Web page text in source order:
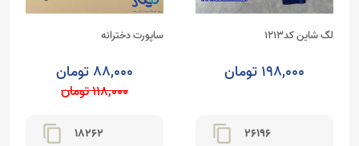
لگ شاین کد1213
198,000 تومان
26196
content_copy
ساپورت دخترانه
88,000 تومان
118,000 تومان
18262
content_copy